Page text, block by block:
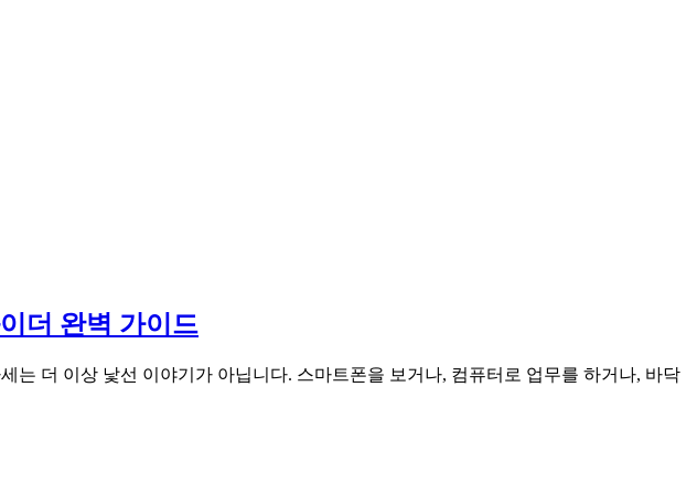
더 완벽 가이드
는 더 이상 낯선 이야기가 아닙니다. 스마트폰을 보거나, 컴퓨터로 업무를 하거나, 바닥